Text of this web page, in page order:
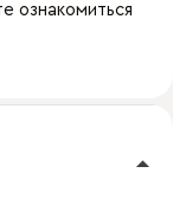
ознакомиться